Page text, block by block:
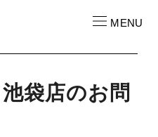
池袋店のお 問
CONTACT
お問い合わせ
MENU